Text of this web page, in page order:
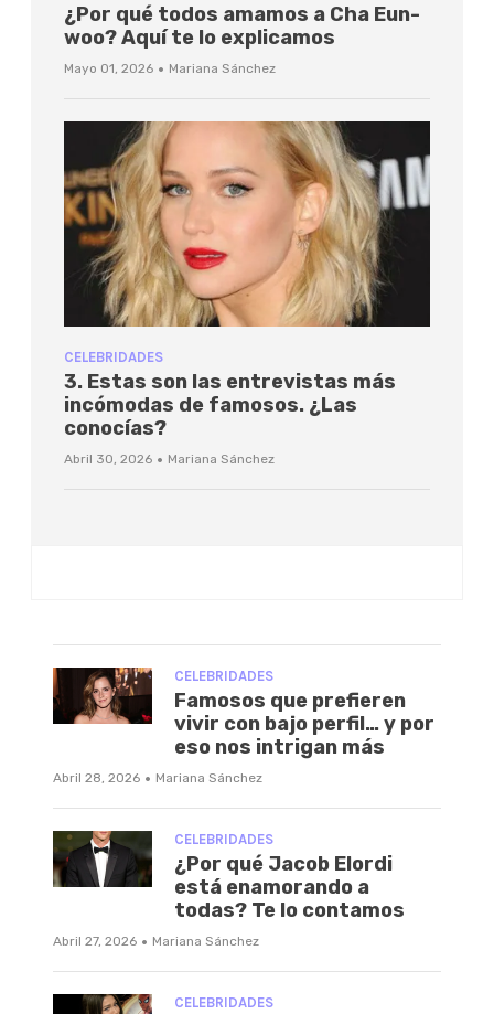
¿Por qué todos amamos a Cha Eun-
woo? Aquí te lo explicamos
Mayo 01, 2026 · Mariana Sánchez
CELEBRIDADES
3. Estas son las entrevistas más
incómodas de famosos. ¿Las
conocías?
Abril 30, 2026 · Mariana Sánchez
CELEBRIDADES
Famosos que prefieren
vivir con bajo perfil… y por
eso nos intrigan más
Abril 28, 2026 · Mariana Sánchez
CELEBRIDADES
¿Por qué Jacob Elordi
está enamorando a
todas? Te lo contamos
Abril 27, 2026 · Mariana Sánchez
CELEBRIDADES